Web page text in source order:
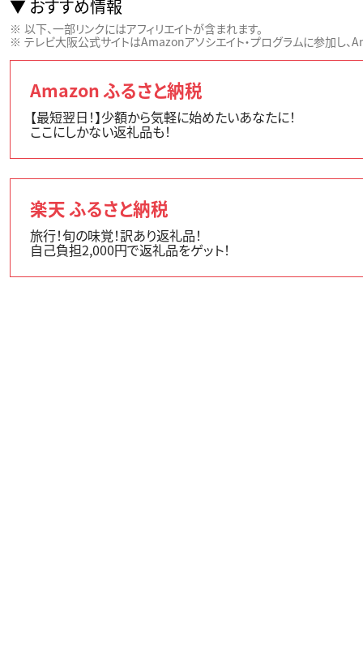
おすすめ情報
以下、一部リンクにはアフィリエイトが含まれます。
テレビ大阪公式サイトはAmazonアソシエイト・プログラムに参加し、
Amazon ふるさと納税
【最短翌日！】少額から気軽に始めたいあなたに！
ここにしかない返礼品も！
楽天 ふるさと納税
旅行！旬の味覚！訳あり返礼品！
自己負担2,000円で返礼品をゲット！